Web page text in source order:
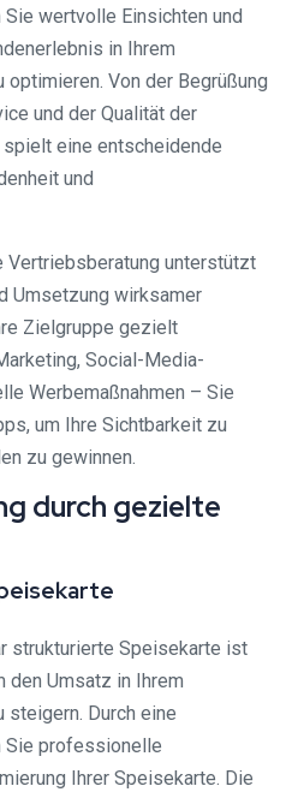
wertvolle Einsichten und
in Ihrem
Von der Begrüßung
und der Qualität der
eine entscheidende
und
Vertriebsberatung unterstützt
Umsetzung wirksamer
Zielgruppe gezielt
Social-Media-
Werbemaßnahmen – Sie
um Ihre Sichtbarkeit zu
zu gewinnen.
durch gezielte
strukturierte Speisekarte ist
den Umsatz in Ihrem
steigern. Durch eine
Sie professionelle
Ihrer Speisekarte. Die